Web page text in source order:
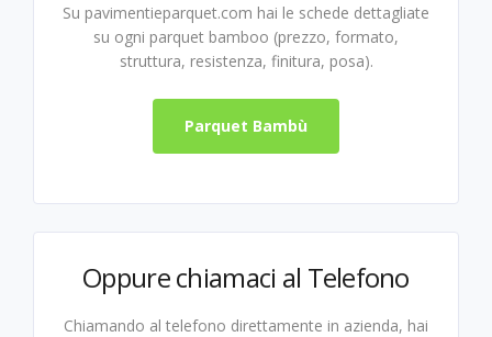
Su pavimentieparquet.com hai le schede dettagliate
su ogni parquet bamboo (prezzo, formato,
struttura, resistenza, finitura, posa).
Parquet Bambù
Oppure chiamaci al Telefono
Chiamando al telefono direttamente in azienda, hai